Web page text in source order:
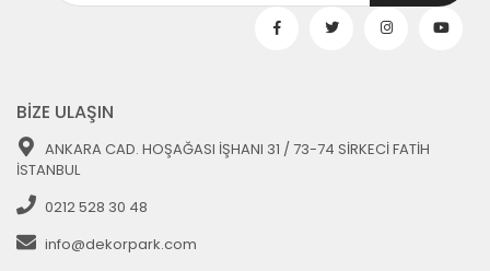
BİZE ULAŞIN
ANKARA CAD. HOŞAĞASI İŞHANI 31 / 73-74 SİRKECİ FATİH
İSTANBUL
0212 528 30 48
info@dekorpark.com